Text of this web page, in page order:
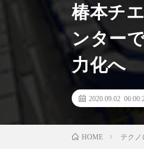
椿本チ
ンター
力化へ
2020.09.02
HOME テクノ